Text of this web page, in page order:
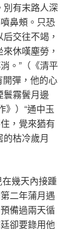
別有末路人深
鼻頰。只恐
交往不竭，
休嘆塵勞，
。”（《清平
開彈，他的心
鬟霧鬢月邊
》）“通中玉
，覺來猶有
的枯冷歲月
幾天內接踵
二年蒲月遇
備過兩天循
卻要錄用他